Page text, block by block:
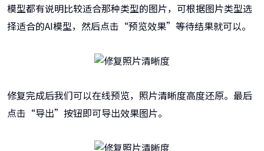
模型都有说明比较适合那种类型的图片，可根据图片类型选
择适合的AI模型，然后点击“预览效果”等待结果就可以。
修复完成后我们可以在线预览，照片清晰度高度还原。最后
点击“导出”按钮即可导出效果图片。